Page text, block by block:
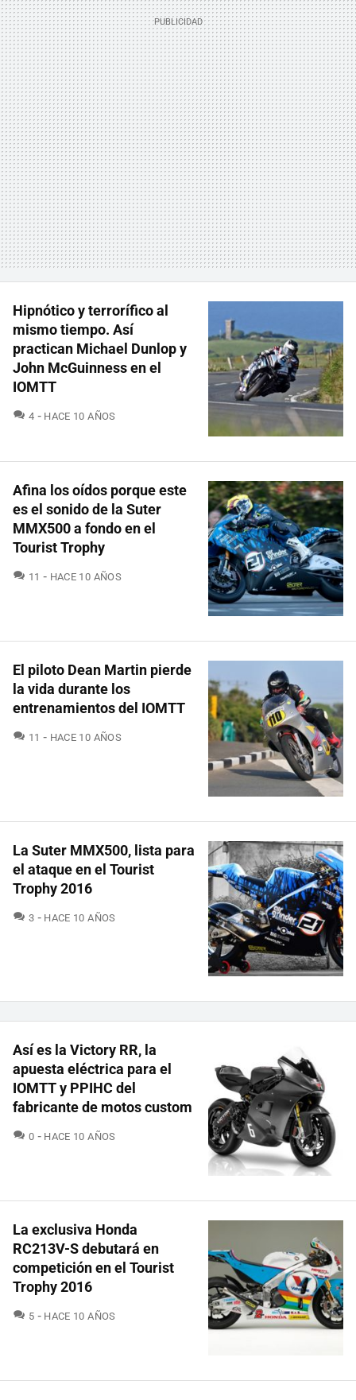
Hipnótico y terrorífico al
mismo tiempo. Así
practican Michael Dunlop y
John McGuinness en el
IOMTT
4 COMENTARIOS
HACE 10 AÑOS
Afina los oídos porque este
es el sonido de la Suter
MMX500 a fondo en el
Tourist Trophy
11 COMENTARIOS
HACE 10 AÑOS
El piloto Dean Martin pierde
la vida durante los
entrenamientos del IOMTT
11 COMENTARIOS
HACE 10 AÑOS
La Suter MMX500, lista para
el ataque en el Tourist
Trophy 2016
3 COMENTARIOS
HACE 10 AÑOS
Así es la Victory RR, la
apuesta eléctrica para el
IOMTT y PPIHC del
fabricante de motos custom
0 COMENTARIOS
HACE 10 AÑOS
La exclusiva Honda
RC213V-S debutará en
competición en el Tourist
Trophy 2016
5 COMENTARIOS
HACE 10 AÑOS